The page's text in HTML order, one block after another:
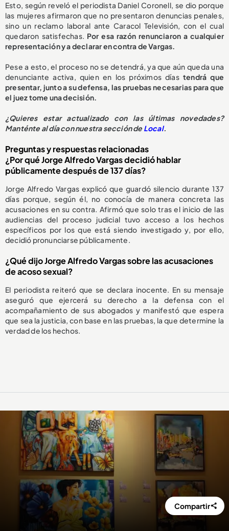
Esto, según reveló el periodista Daniel Coronell, se dio porque
las mujeres afirmaron que no presentaron denuncias penales,
sino un reclamo laboral ante Caracol Televisión, con el cual
quedaron satisfechas. Por esa razón renunciaron a cualquier
representación y a declarar en contra de Vargas.
Pese a esto, el proceso no se detendrá, ya que aún queda una
denunciante activa, quien en los próximos díastendrá que
presentar, junto a su defensa, las pruebas necesarias para que
el juez tome una decisión.
¿Quieres estar actualizado con las últimas novedades?
Manténte al día con nuestra sección deLocal.
Preguntas y respuestas relacionadas
¿Por qué Jorge Alfredo Vargas decidió hablar
públicamente después de 137 días?
Jorge Alfredo Vargas explicó que guardó silencio durante 137
días porque, según él, no conocía de manera concreta las
acusaciones en su contra. Afirmó que solo tras el inicio de las
audiencias del proceso judicial tuvo acceso a los hechos
específicos por los que está siendo investigado y, por ello,
decidió pronunciarse públicamente.
¿Qué dijo Jorge Alfredo Vargas sobre las acusaciones
de acoso sexual?
El periodista reiteró que se declara inocente. En su mensaje
aseguró que ejercerá su derecho a la defensa con el
acompañamiento de sus abogados y manifestó que espera
que sea la justicia, con base en las pruebas, la que determine la
verdad de los hechos.
Compartir